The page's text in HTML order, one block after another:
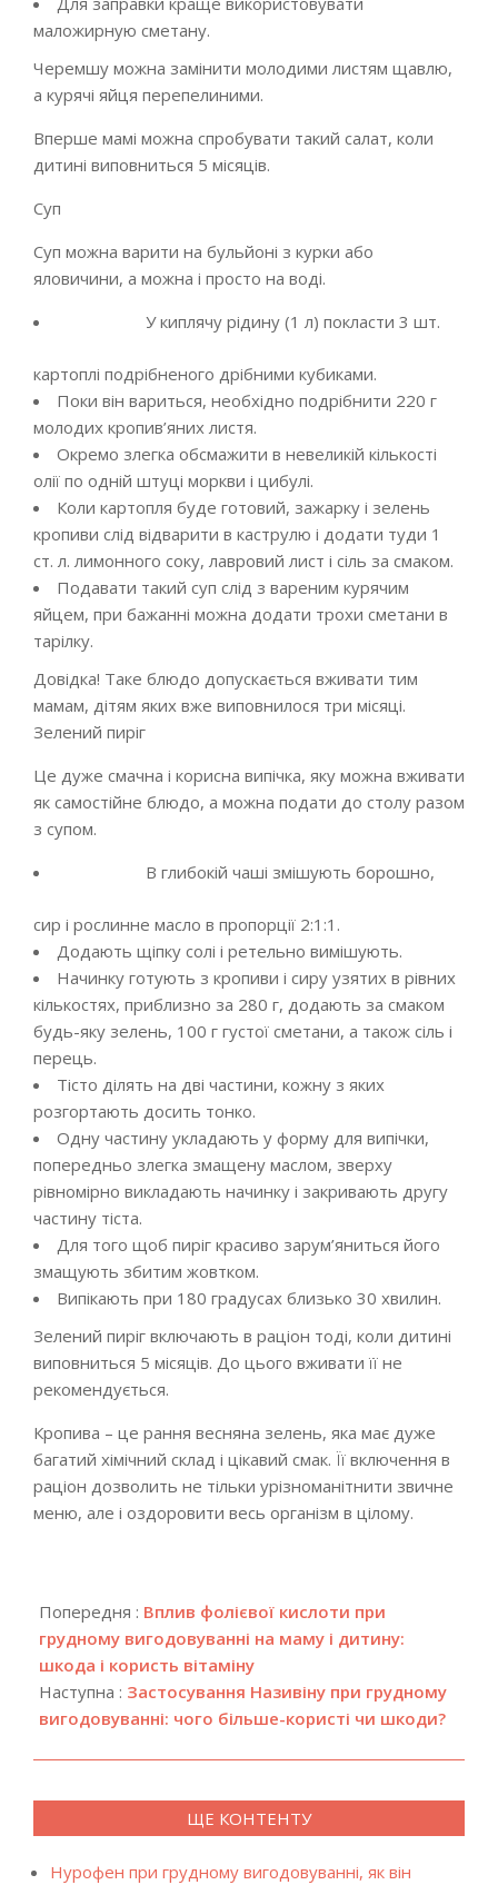
маложирную сметану.
Черемшу можна замінити молодими листям щавлю,
а курячі яйця перепелиними.
Вперше мамі можна спробувати такий салат, коли
дитині виповниться 5 місяців.
Суп
Суп можна варити на бульйоні з курки або
яловичини, а можна і просто на воді.
У киплячу рідину (1 л) покласти 3 шт.
картоплі подрібненого дрібними кубиками.
Поки він вариться, необхідно подрібнити 220 г
молодих кропив’яних листя.
Окремо злегка обсмажити в невеликій кількості
олії по одній штуці моркви і цибулі.
Коли картопля буде готовий, зажарку і зелень
кропиви слід відварити в каструлю і додати туди 1
ст. л. лимонного соку, лавровий лист і сіль за смаком.
Подавати такий суп слід з вареним курячим
яйцем, при бажанні можна додати трохи сметани в
тарілку.
Довідка! Таке блюдо допускається вживати тим
мамам, дітям яких вже виповнилося три місяці.
Зелений пиріг
Це дуже смачна і корисна випічка, яку можна вживати
як самостійне блюдо, а можна подати до столу разом
з супом.
В глибокій чаші змішують борошно,
сир і рослинне масло в пропорції 2:1:1.
Додають щіпку солі і ретельно вимішують.
Начинку готують з кропиви і сиру узятих в рівних
кількостях, приблизно за 280 г, додають за смаком
будь-яку зелень, 100 г густої сметани, а також сіль і
перець.
Тісто ділять на дві частини, кожну з яких
розгортають досить тонко.
Одну частину укладають у форму для випічки,
попередньо злегка змащену маслом, зверху
рівномірно викладають начинку і закривають другу
частину тіста.
Для того щоб пиріг красиво зарум’яниться його
змащують збитим жовтком.
Випікають при 180 градусах близько 30 хвилин.
Зелений пиріг включають в раціон тоді, коли дитині
виповниться 5 місяців. До цього вживати її не
рекомендується.
Кропива – це рання весняна зелень, яка має дуже
багатий хімічний склад і цікавий смак. Її включення в
раціон дозволить не тільки урізноманітнити звичне
меню, але і оздоровити весь організм в цілому.
04-
30
Попередня : Вплив фолієвої кислоти при
грудному вигодовуванні на маму і дитину:
шкода і користь вітаміну
Наступна : Застосування Називіну при грудному
вигодовуванні: чого більше-користі чи шкоди?
ЩЕ КОНТЕНТУ
Нурофен при грудному вигодовуванні, як він